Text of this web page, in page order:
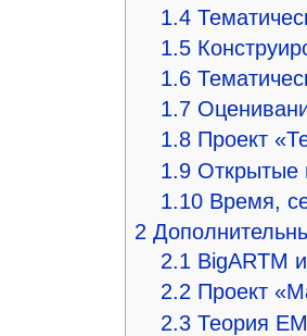
1.4
1.5
1.6
1.7
1.8 Проект
1.9 Открытые
1.10 Время,
2
2.1 BigARTM
2.2 Проект
2.3 Теория